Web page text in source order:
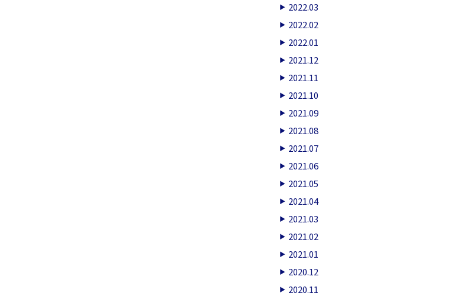
2022.03
2022.02
2022.01
2021.12
2021.11
2021.10
2021.09
2021.08
2021.07
2021.06
2021.05
2021.04
2021.03
2021.02
2021.01
2020.12
2020.11